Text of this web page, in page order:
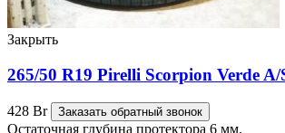
Закрыть
265/50 R19 Pirelli Scorpion Verde
428 Br Заказать обратный звонок
Остаточная глубина протектора 6 мм.